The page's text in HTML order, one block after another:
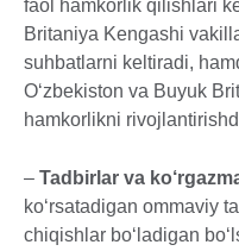
faol hamkorlik qilishlari
Britaniya Kengashi
suhbatlarni keltiradi,
O‘zbekiston va Buyuk
hamkorlikni
– Tadbirlar va
ko‘rsatadigan ommaviy
chiqishlar bo‘ladigan